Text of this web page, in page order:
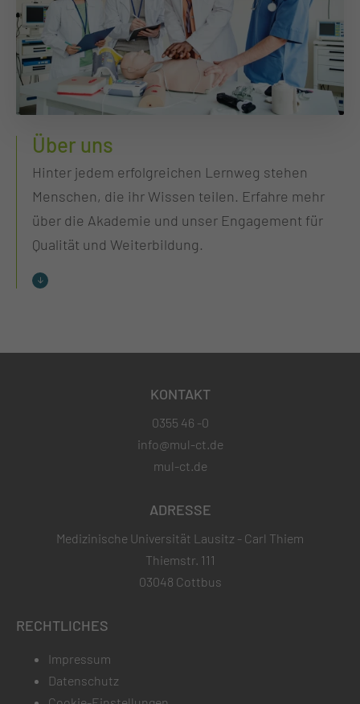
Über uns
Hinter jedem erfolgreichen Lernweg stehen
Menschen, die ihr Wissen teilen. Erfahre mehr
über die Akademie und unser Engagement für
Qualität und Weiterbildung.
KONTAKT
0355 46 -0
info@mul-ct.de
mul-ct.de
ADRESSE
Medizinische Universität Lausitz - Carl Thiem
Thiemstr. 111
03048 Cottbus
RECHTLICHES
Impressum
Datenschutz